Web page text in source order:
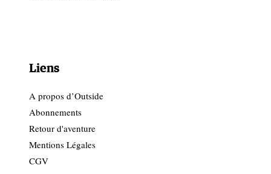
Liens
A propos d’Outside
Abonnements
Retour d'aventure
Mentions Légales
CGV